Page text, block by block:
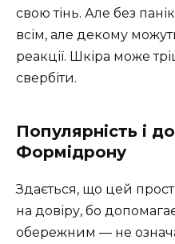
свою тінь. Але без
всім, але декому
реакції. Шкіра може
свербіти.
Популярність і
Формідрону
Здається, що цей
на довіру, бо
обережним — не